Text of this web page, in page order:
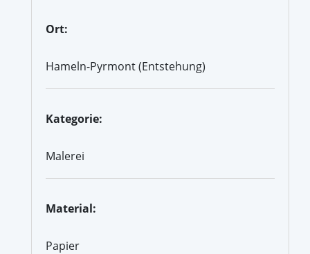
Ort:
Hameln-Pyrmont (Entstehung)
Kategorie:
Malerei
Material:
Papier